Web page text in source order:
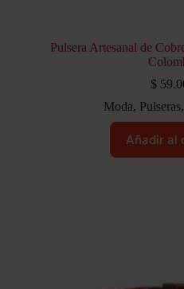
Pulsera Artesanal de
$
Moda, Pulseras,
Añadir al